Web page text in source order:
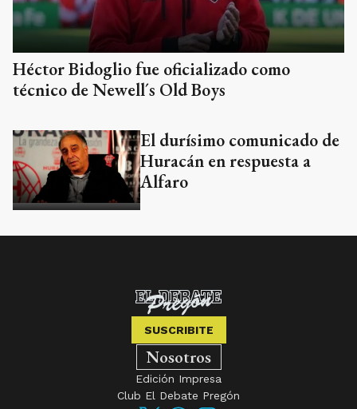
Héctor Bidoglio fue oficializado como
técnico de Newell´s Old Boys
El durísimo comunicado de
Huracán en respuesta a
Alfaro
SUSCRIBITE
Nosotros
Edición Impresa
Club El Debate Pregón